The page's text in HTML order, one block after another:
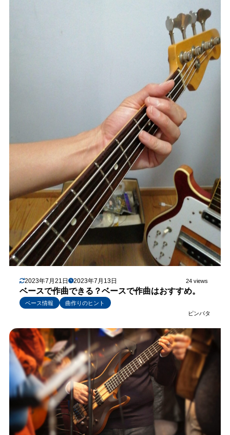
2023年7月21日 2023年7月13日 24 views
ベースで作曲できる？ベースで作曲はおすすめ。
ベース情報
曲作りのヒント
ピンバタ